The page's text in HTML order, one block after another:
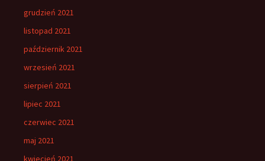
grudzień 2021
listopad 2021
październik 2021
wrzesień 2021
sierpień 2021
lipiec 2021
czerwiec 2021
maj 2021
kwiecień 2021